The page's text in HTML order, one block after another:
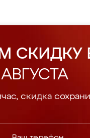
СКИДКУ
скидка